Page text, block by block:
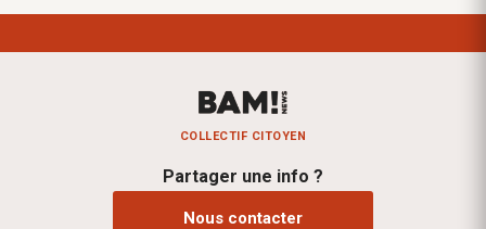
COLLECTIF CITOYEN
Partager une info ?
Nous contacter